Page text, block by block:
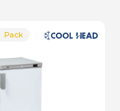
Pack